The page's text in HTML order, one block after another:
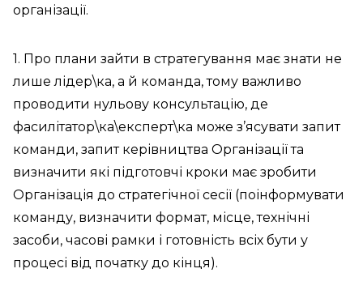
організації.
1. Про плани зайти в стратегування має знати не
лише лідер\ка, а й команда, тому важливо
проводити нульову консультацію, де
фасилітатор\ка\експерт\ка може з’ясувати запит
команди, запит керівництва Організації та
визначити які підготовчі кроки має зробити
Організація до стратегічної сесії (поінформувати
команду, визначити формат, місце, технічні
засоби, часові рамки і готовність всіх бути у
процесі від початку до кінця).